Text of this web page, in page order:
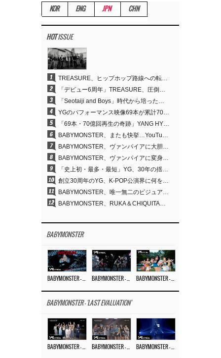
KOR ENG JPN CHN
HOTISSUE
1 TREASURE、ヒップホップ路線への転換が的中…デビュー6周年でさらなる飛躍
2 「デビュー6周年」TREASURE、圧倒的な実力で証明した「YGの宝」の真価
3 「Seotaiji and Boys」時代から培ったダンスDNA…YANG HYUN SUK、YGのパフォーマンスビデオ70億回再生の原点
4 YGのパフォーマンス映像69本が累計70億回再生…YANG HYUN SUKの制作哲学が実を結ぶ
5 「69本・70億回再生の奇跡」YANG HYUN SUK、YGのパフォーマンスビデオを100％自ら手掛けた理由
6 BABYMONSTER、またも快挙…YouTubeワールドワイドトレンドで1位に
7 BABYMONSTER、ヴァンパイアに大胆変身…YouTubeトレンド1位を獲得
8 BABYMONSTER、ヴァンパイアに変身…「MOON」で3か月にわたるプロジェクトを締めくくる
9 「史上初・最多・最短」YG、30年の揺るぎない信念が切り開いたK-POPツアーの新境地
10 創立30周年のYG、K-POP公演界に何を残したのか
11 BABYMONSTER、唯一無二のビジュアルと圧倒的な表現力…『MOON』
12 BABYMONSTER、RUKA＆CHIQUITAの「MOON」ビジュアルを公開…洗練されたカリスマ性・ユニークなビジュアル
BABYMONSTER
BABYMONSTER - 'LAST EVALUATION'